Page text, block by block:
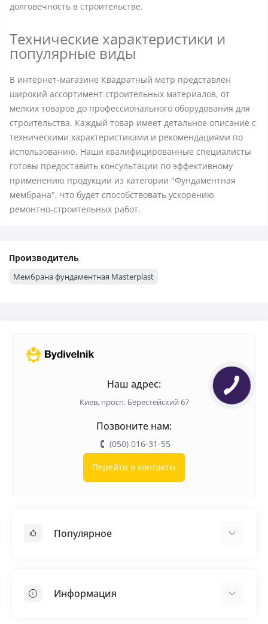
долговечность в строительстве.
Технические характеристики и
популярные виды
В интернет-магазине Квадратный метр представлен
широкий ассортимент строительных материалов, от
мелких товаров до профессионального оборудования для
строительства. Каждый товар имеет детальное описание с
техническими характеристиками и рекомендациями по
использованию. Наши квалифицированные специалисты
готовы предоставить консультации по эффективному
применению продукции из категории "Фундаментная
мембрана", что будет способствовать ускорению
ремонтно-строительных работ.
Производитель
Мембрана фундаментная Masterplast
Наш адрес:
Киев, просп. Берестейский 67
Позвоните нам:
(050) 016-31-55
Перейти в контакты
Популярное
Самовыравнивающая смесь
Информация